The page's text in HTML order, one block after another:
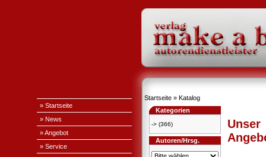
» Startseite
» News
» Angebot
» Service
Startseite » Katalog
Kategorien
-> (366)
Autoren/Hrsg.
Unser